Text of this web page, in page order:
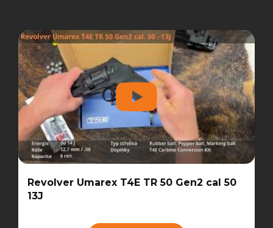
Revolver Umarex T4E TR 50 Gen2 cal 50
13J